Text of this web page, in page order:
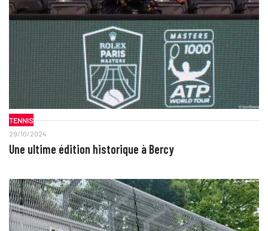
TENNIS
29/10/2024
Une ultime édition historique à Bercy